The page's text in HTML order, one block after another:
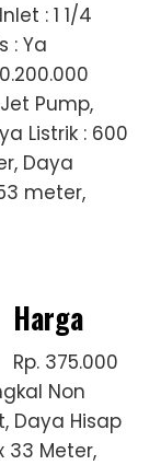
: 1 1/4
: Ya
Pump,
Listrik : 600
Daya
meter,
Harga
Rp. 375.000
Non
Daya Hisap
33 Meter,